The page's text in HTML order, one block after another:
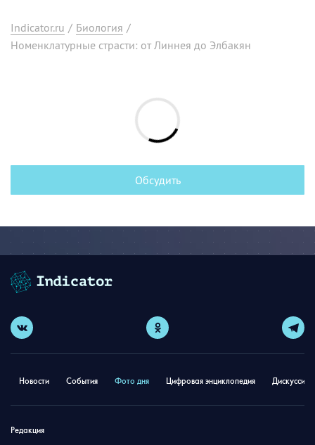
Indicator.ru / Биология /
Номенклатурные страсти: от Линнея до Элбакян
Обсудить
Новости События Фото дня Цифровая энциклопедия
Редакция